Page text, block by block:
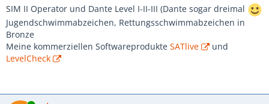
SIM II Operator und Dante Level I-II-III (Dante sogar dreimal
Jugendschwimmabzeichen, Rettungsschwimmabzeichen in
Bronze
Meine kommerziellen Softwareprodukte SATlive
und
LevelCheck